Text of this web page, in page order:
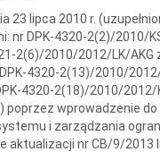
23 lipca 2010 r.
DPK-4320-2(2)/2010/
2(6)/2010/2012/LK/AKG
4320-2(13)/2010/
4320-2(18)/2010/
poprzez wprowadzenie
i zarządzania
aktualizacji nr CB/9/